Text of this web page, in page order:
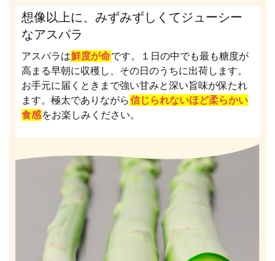
想像以上に、みずみずしくてジューシー
なアスパラ
アスパラは鮮度が命です。１日の中でも最も糖度が
高まる早朝に収穫し、その日のうちに出荷します。
お手元に届くときまで強い甘みと深い旨味が保たれ
ます。極太でありながら信じられないほど柔らかい
食感をお楽しみください。